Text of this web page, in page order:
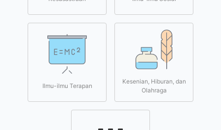
Ilmu-ilmu Terapan
Kesenian, Hiburan, dan
Olahraga